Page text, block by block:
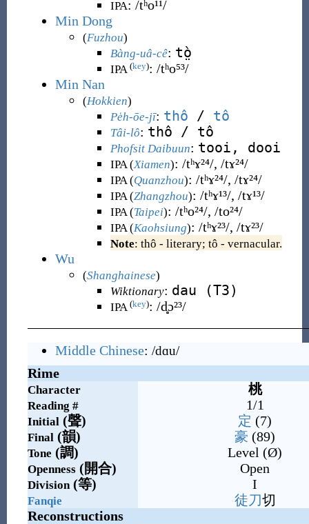
IPA: /tʰo¹¹/
Min Dong
(Fuzhou)
Bàng-uâ-cê: tò̤
IPA (key): /tʰo⁵³/
Min Nan
(Hokkien)
Pe̍h-ōe-jī: thô / tô
Tâi-lô: thô / tô
Phofsit Daibuun: tooi, dooi
IPA (Xiamen): /tʰɤ²⁴/, /tɤ²⁴/
IPA (Quanzhou): /tʰɤ²⁴/, /tɤ²⁴/
IPA (Zhangzhou): /tʰɤ¹³/, /tɤ¹³/
IPA (Taipei): /tʰo²⁴/, /to²⁴/
IPA (Kaohsiung): /tʰɤ²³/, /tɤ²³/
Note: thô - literary; tô - vernacular.
Wu
(Shanghainese)
Wiktionary: dau (T3)
IPA (key): /d̻ɔ²³/
Middle Chinese: /dɑu/
Rime
Character 桃
Reading # 1/1
Initial (聲) 定 (7)
Final (韻) 豪 (89)
Tone (調) Level (Ø)
Openness(開合) Open
Division(等) I
Fanqie 徒刀切
Reconstructions